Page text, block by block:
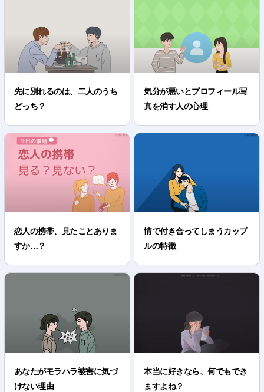
先に別れるのは、二人のうち
どっち？
気分が悪いとプロフィール写
真を消す人の心理
恋人の携帯、見たことありま
すか…？
情で付き合ってしまうカップ
ルの特徴
あなたがモラハラ被害に気づ
けない理由
本当に好きなら、何でもでき
ますよね？